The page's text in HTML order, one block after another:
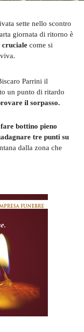
sette nello scontro
giornata di ritorno è
cruciale come si
Parrini il
un punto di ritardo
il sorpasso.
bottino pieno
tre punti su
dalla zona che